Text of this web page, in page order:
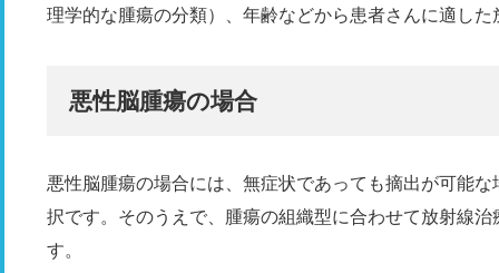
理学的な腫瘍の分類）、年齢などから患者さんに適し
悪性脳腫瘍の場合
悪性脳腫瘍の場合には、無症状であっても摘出が可能
択です。そのうえで、腫瘍の組織型に合わせて放射線
す。